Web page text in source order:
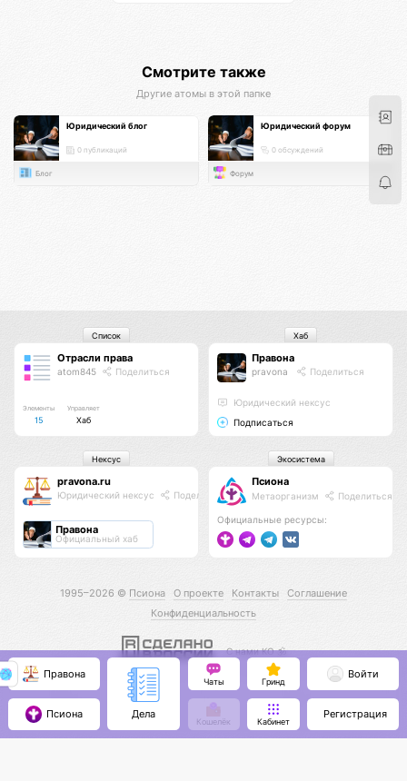
Смотрите также
Другие атомы в этой папке
Юридический блог
0 публикаций
Блог
Юридический форум
0 обсуждений
Форум
Отрасли права
atom845 Поделиться
Элементы
15
Управляет
Хаб
Список
Правона
pravona Поделиться
Юридический нексус
Подписаться
Хаб
pravona.ru
Юридический нексус Поделиться
Правона
Официальный хаб
Нексус
Псиона
Метаорганизм Поделиться
Официальные ресурсы:
Экосистема
1995–2026 © Псиона О проекте Контакты
Соглашение
Конфиденциальность
С нами КО 🕉️
Правона
Псиона Дела
Чаты Гринд
Кошелёк Кабинет
Войти
Регистрация